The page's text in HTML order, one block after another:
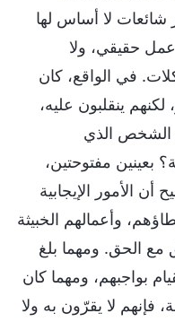
لا أساس لها
عمل حقيقي، ولا
في الواقع، كان
لكنهم ينقلبون عليه،
الشخص الذي
مفتوحتين،
الأمور الإيجابية
وأعمالهم الخبيثة
مع الحق. ومهما بلغ
بواجبهم، ومهما كان
فإنهم لا يقرّون به ولا